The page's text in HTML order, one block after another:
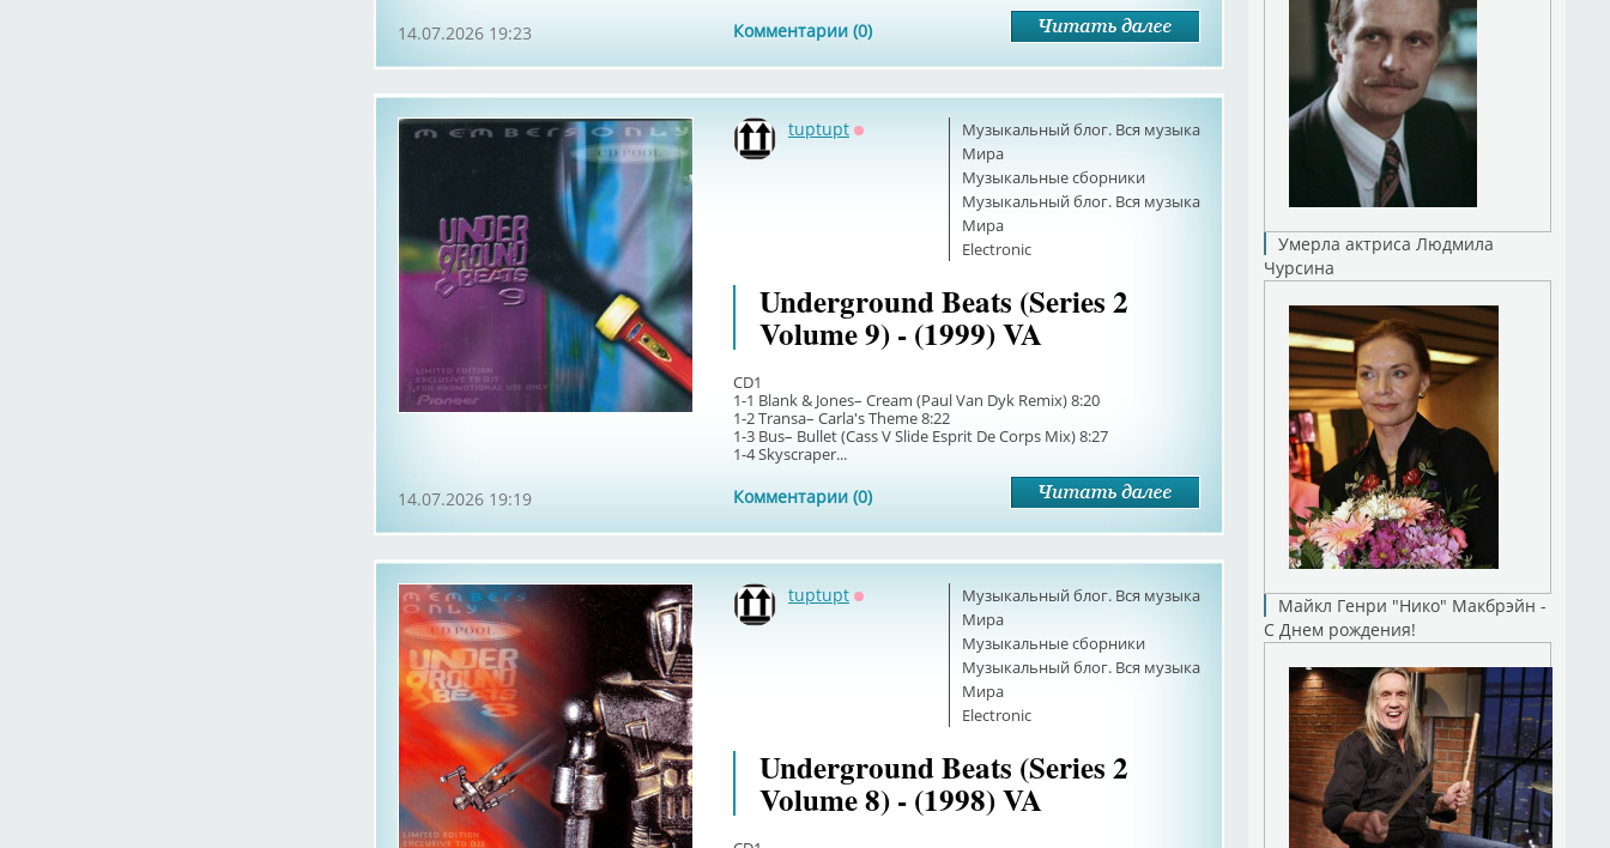
Комментарии (0)
14.07.2026 19:23
Музыкальный блог. Вся музыка
Мира
Музыкальные сборники
Музыкальный блог. Вся музыка
Мира
Electronic
tuptupt
Underground Beats (Series 2
Volume 9) - (1999) VA
CD1
1-1 Blank & Jones– Cream (Paul Van Dyk Remix) 8:20
1-2 Transa– Carla's Theme 8:22
1-3 Bus– Bullet (Cass V Slide Esprit De Corps Mix) 8:27
1-4 Skyscraper...
Комментарии (0)
14.07.2026 19:19
Музыкальный блог. Вся музыка
Мира
Музыкальные сборники
Музыкальный блог. Вся музыка
Мира
Electronic
tuptupt
Underground Beats (Series 2
Volume 8) - (1998) VA
Умерла актриса Людмила
Чурсина
Майкл Генри "Нико" Макбрэйн -
С Днем рождения!